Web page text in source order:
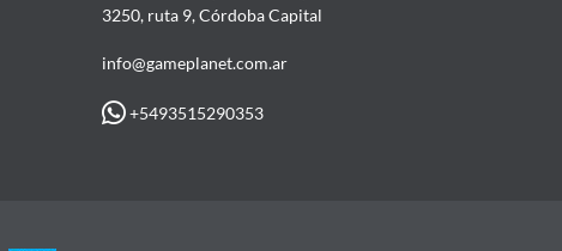
3250, ruta 9, Córdoba Capital
info@gameplanet.com.ar
+5493515290353